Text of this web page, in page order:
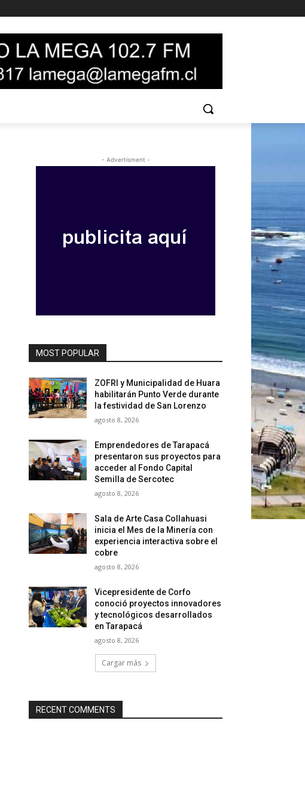
- Advertisment -
MOST POPULAR
ZOFRI y Municipalidad de Huara
habilitarán Punto Verde durante
la festividad de San Lorenzo
agosto 8, 2026
Emprendedores de Tarapacá
presentaron sus proyectos para
acceder al Fondo Capital
Semilla de Sercotec
agosto 8, 2026
Sala de Arte Casa Collahuasi
inicia el Mes de la Minería con
experiencia interactiva sobre el
cobre
agosto 8, 2026
Vicepresidente de Corfo
conoció proyectos innovadores
y tecnológicos desarrollados
en Tarapacá
agosto 8, 2026
Cargar más
RECENT COMMENTS